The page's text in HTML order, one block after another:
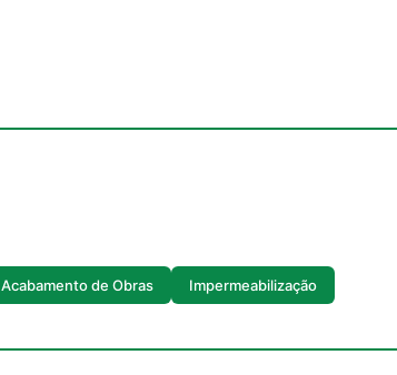
Acabamento de Obras Impermeabilização